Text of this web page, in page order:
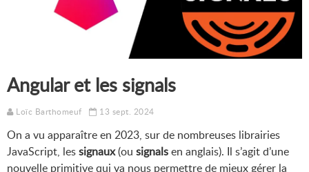
Angular et les signals
Loïc Barthomeuf 13 sept. 2024
On a vu apparaître en 2023, sur de nombreuses librairies
JavaScript, lessignaux(ou signalsen anglais). Il s’agit d’une
nouvelle primitive qui va nous permettre de mieux gérer la